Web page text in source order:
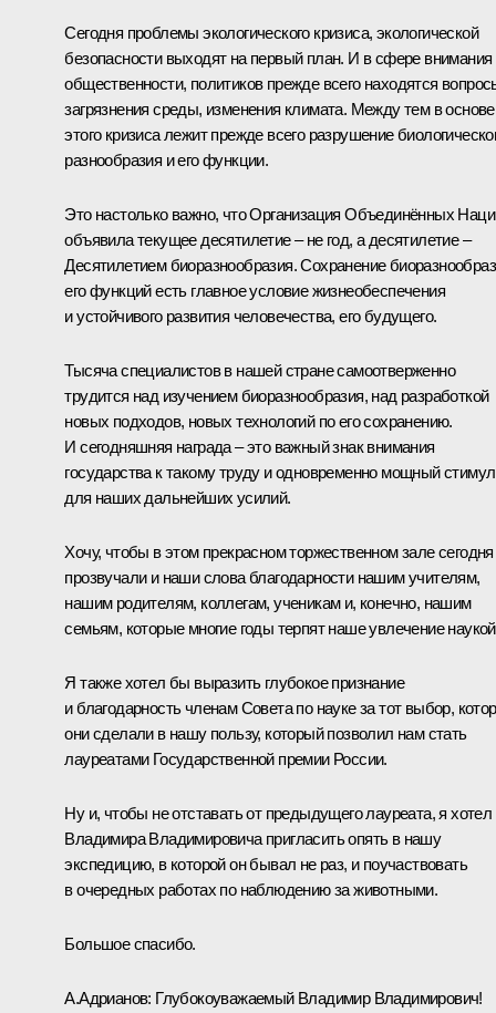
Сегодня проблемы экологического кризиса, экологической
безопасности выходят на первый план. И в сфере внимания
общественности, политиков прежде всего находятся
загрязнения среды, изменения климата. Между тем в основе
этого кризиса лежит прежде всего разрушение
разнообразия и его функции.
Это настолько важно, что Организация Объединённых
объявила текущее десятилетие – не год, а десятилетие –
Десятилетием биоразнообразия. Сохранение
его функций есть главное условие жизнеобеспечения
и устойчивого развития человечества, его будущего.
Тысяча специалистов в нашей стране самоотверженно
трудится над изучением биоразнообразия, над разработкой
новых подходов, новых технологий по его сохранению.
И сегодняшняя награда – это важный знак внимания
государства к такому труду и одновременно мощный стимул
для наших дальнейших усилий.
Хочу, чтобы в этом прекрасном торжественном зале сегодня
прозвучали и наши слова благодарности нашим учителям,
нашим родителям, коллегам, ученикам и, конечно, нашим
семьям, которые многие годы терпят наше увлечение
Я также хотел бы выразить глубокое признание
и благодарность членам Совета по науке за тот выбор,
они сделали в нашу пользу, который позволил нам стать
лауреатами Государственной премии России.
Ну и, чтобы не отставать от предыдущего лауреата, я
Владимира Владимировича пригласить опять в нашу
экспедицию, в которой он бывал не раз, и поучаствовать
в очередных работах по наблюдению за животными.
Большое спасибо.
А.Адрианов: Глубокоуважаемый Владимир Владимирович!